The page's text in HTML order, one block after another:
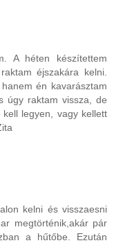
A héten készítettem
éjszakára kelni.
én kavarásztam
úgy raktam vissza, de
legyen, vagy kellett
kelni és visszaesni
megtörténik,akár pár
a hűtőbe. Ezután